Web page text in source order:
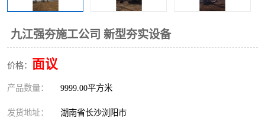
九江强夯施工公司 新型夯实设备
价格： 面议
产品数量： 9999.00平方米
发货地址： 湖南省长沙浏阳市